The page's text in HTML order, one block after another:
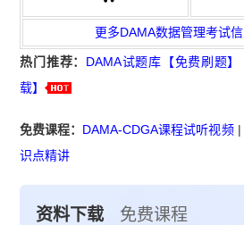
更多DAMA数据管理考试
热门推荐： DAMA试题库【免费刷题】
载】
免费课程： DAMA-CDGA课程试听视频 |
识点精讲
资料下载 免费课程